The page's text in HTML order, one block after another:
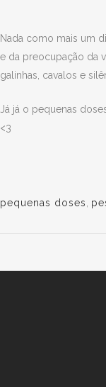
Nada como mais um
e da preocupação da
galinhas, cavalos e
Já já o pequenas
<3
pequenas doses